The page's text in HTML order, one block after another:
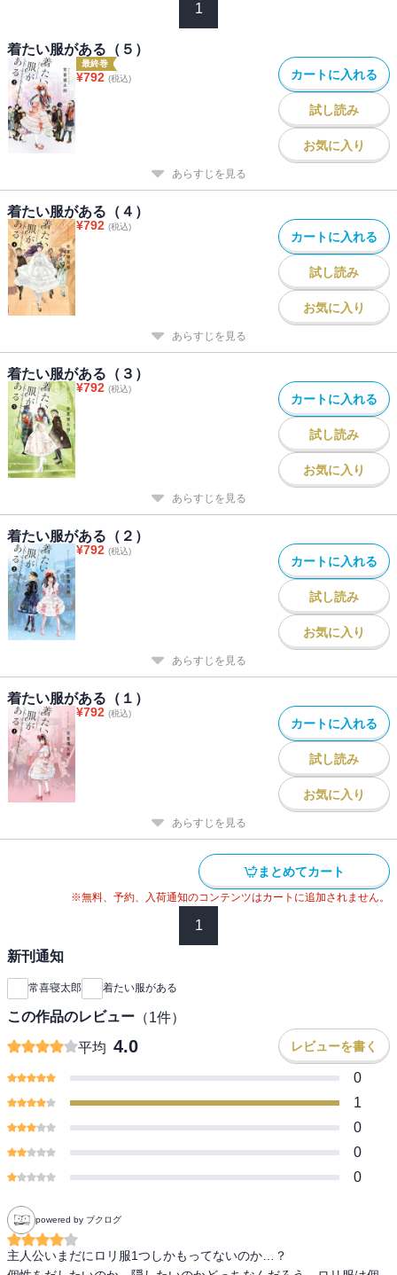
1
着たい服がある（５）
最終巻
¥792 (税込) カートに入れる
試し読み
お気に入り
あらすじを見る
着たい服がある（４）
¥792 (税込)
カートに入れる
試し読み
お気に入り
あらすじを見る
着たい服がある（３）
¥792 (税込)
カートに入れる
試し読み
お気に入り
あらすじを見る
着たい服がある（２）
¥792 (税込)
カートに入れる
試し読み
お気に入り
あらすじを見る
着たい服がある（１）
¥792 (税込)
カートに入れる
試し読み
お気に入り
あらすじを見る
まとめてカート
※無料、予約、入荷通知のコンテンツはカートに追加されません。
1
新刊通知
常喜寝太郎 着たい服がある
この作品のレビュー （1件）
平均 4.0 レビューを書く
0
1
0
0
0
powered by ブクログ
主人公いまだにロリ服1つしかもってないのか…？